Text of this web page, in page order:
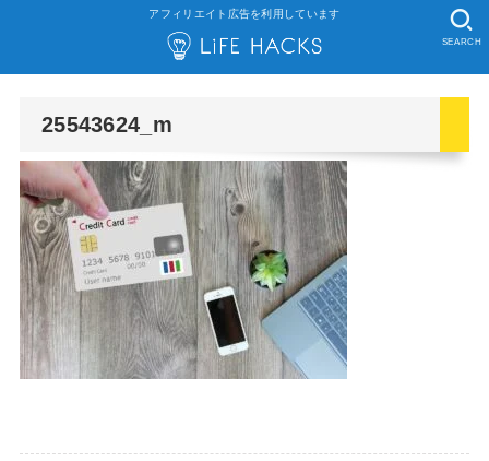
アフィリエイト広告を利用しています
SEARCH
25543624_m